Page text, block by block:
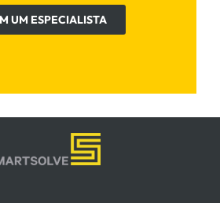
UM ESPECIALISTA